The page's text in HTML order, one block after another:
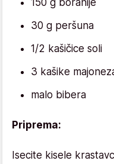
30 g peršuna
1/2 kašičice soli
3 kašike
malo bibera
Priprema:
Isecite kisele